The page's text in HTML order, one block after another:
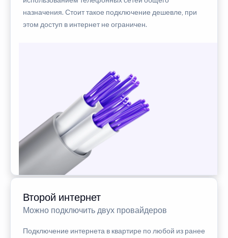
назначения. Стоит такое подключение дешевле, при
этом доступ в интернет не ограничен.
Второй интернет
Можно подключить двух провайдеров
Подключение интернета в квартире по любой из ранее